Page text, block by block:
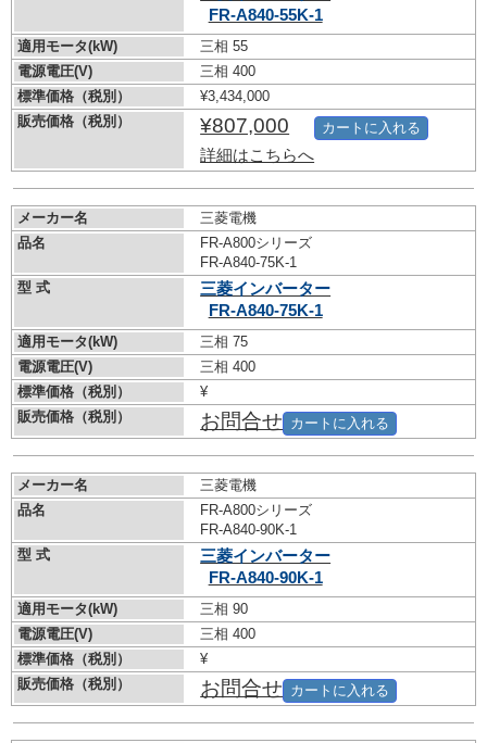
FR-A840-55K-1
適用モータ(kW)
三相 55
電源電圧(V)
三相 400
標準価格（税別）
¥3,434,000
販売価格（税別）
¥807,000
詳細はこちらへ
カートに入れる
メーカー名
三菱電機
品名
FR-A800シリーズ
FR-A840-75K-1
型 式
三菱インバーター
FR-A840-75K-1
適用モータ(kW)
三相 75
電源電圧(V)
三相 400
標準価格（税別）
¥
販売価格（税別）
お問合せ カートに入れる
メーカー名
三菱電機
品名
FR-A800シリーズ
FR-A840-90K-1
型 式
三菱インバーター
FR-A840-90K-1
適用モータ(kW)
三相 90
電源電圧(V)
三相 400
標準価格（税別）
¥
販売価格（税別）
お問合せ カートに入れる